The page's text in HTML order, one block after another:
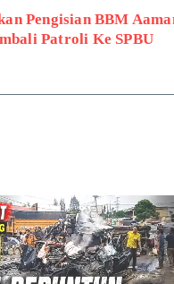
Pengisian BBM
Patroli Ke SPBU